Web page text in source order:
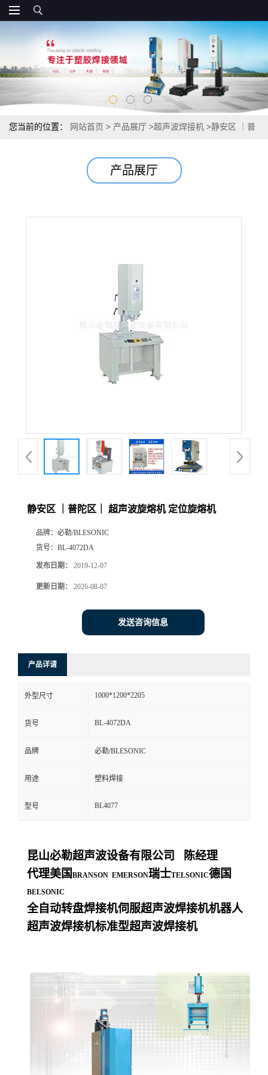
您当前的位置： 网站首页 > 产品展厅 >超声波焊接机 >静安区 ｜普
产品展厅
静安区 ｜普陀区｜ 超声波旋熔机 定位旋熔机
品牌： 必勒/BLESONIC
货号： BL-4072DA
发布日期： 2019-12-07
更新日期： 2026-08-07
发送咨询信息
产品详请
外型尺寸 1000*1200*2205
货号 BL-4072DA
品牌 必勒/BLESONIC
用途 塑料焊接
型号 BL4077
昆山必勒超声波设备有限公司
陈经理
代理美国 BRANSON EMERSON瑞士TELSONIC德国
BELSONIC
全自动转盘焊接机伺服超声波焊接机机器人
超声波焊接机标准型超声波焊接机